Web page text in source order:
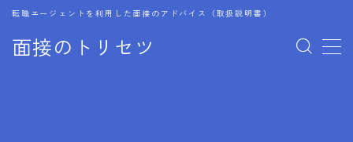
面接のトリセツ
転職エージェントを利用した面接のアドバイス（取扱説明書）
MENU